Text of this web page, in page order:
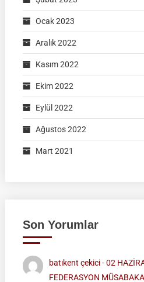
Ocak 2023
Aralık 2022
Kasım 2022
Ekim 2022
Eylül 2022
Ağustos 2022
Mart 2021
Son Yorumlar
batıkent çekici-02
FEDERASYON